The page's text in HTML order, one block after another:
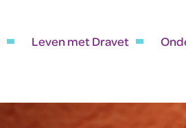
Leven met Dravet